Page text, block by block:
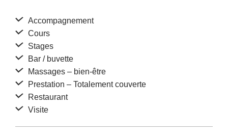
Accompagnement
Cours
Stages
Bar / buvette
Massages – bien-être
Prestation – Totalement couverte
Restaurant
Visite